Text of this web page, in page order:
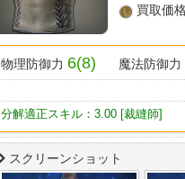
買取価
物理防御力 6(8) 魔法防御力
分解適正スキル：3.00 [裁縫師]
スクリーンショット